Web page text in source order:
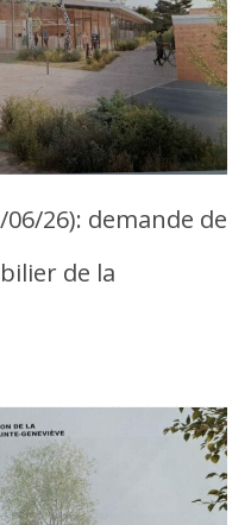
26): demande de
de la